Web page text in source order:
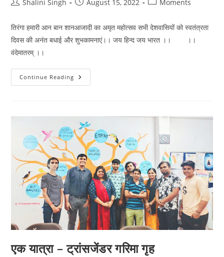
Shalini Singh August 15, 2022 Moments
तिरंगा हमारी आन बान शानआजादी का अमृत महोत्सव सभी देशवासियों को स्वतंत्रता
दिवस की अनंत बधाई और शुभकामनाएं।। जय हिन्द जय भारत ।। ।।
वंदेमातरम् ।।
Continue Reading आज़ादी
का
एक यात्रा – ट्रांसजेंडर गरिमा गृह